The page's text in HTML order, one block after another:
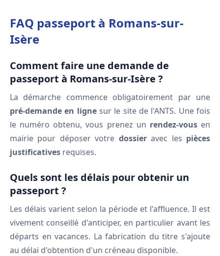
FAQ passeport à Romans-sur-
Isère
Comment faire une demande de
passeport à Romans-sur-Isère ?
La démarche commence obligatoirement par une
pré-demande en lignesur le site de l'ANTS. Une fois
le numéro obtenu, vous prenez un rendez-vousen
mairie pour déposer votre dossieravec les pièces
justificatives requises.
Quels sont les délais pour obtenir un
passeport ?
Les délais varient selon la période et l'affluence. Il est
vivement conseillé d'anticiper, en particulier avant les
départs en vacances. La fabrication du titre s'ajoute
au délai d'obtention d'un créneau disponible.